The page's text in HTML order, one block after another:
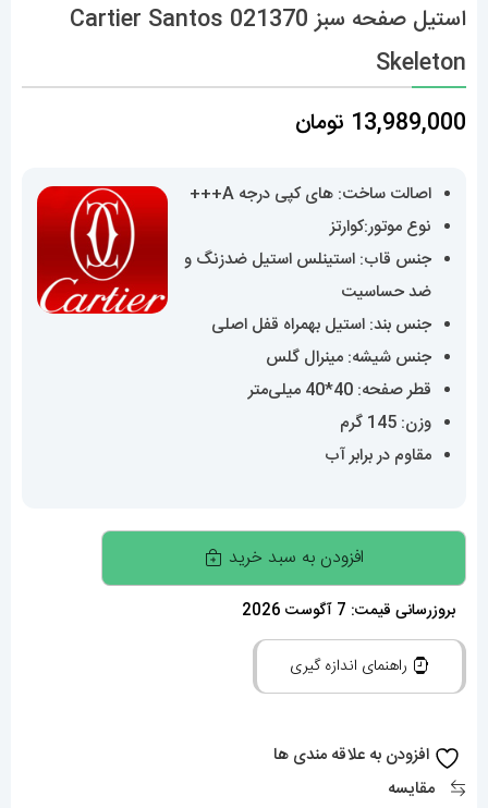
استیل صفحه سبز 021370 Cartier Santos
Skeleton
13,989,000 تومان
اصالت ساخت: های کپی درجه A+++
نوع موتور:کوارتز
جنس قاب: استینلس استیل ضدزنگ و
ضد حساسیت
جنس بند: استیل بهمراه قفل اصلی
جنس شیشه: مینرال گلس
قطر صفحه: 40*40 میلی‌متر
وزن: 145 گرم
مقاوم در برابر آب
ساعت
کارتیه
مردانه
مدل
سانتوس
استیل
افزودن به سبد خرید
بروزرسانی قیمت: 7 آگوست 2026
راهنمای اندازه گیری
افزودن به علاقه مندی ها
مقایسه